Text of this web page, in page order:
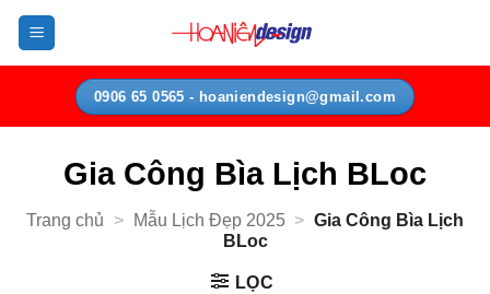
Bỏ
nội
0906 65 0565 - hoaniendesign@gmail.com
Gia Công Bìa Lịch BLoc
Trang chủ > Mẫu Lịch Đẹp 2025 > Gia Công Bìa Lịch
BLoc
LỌC